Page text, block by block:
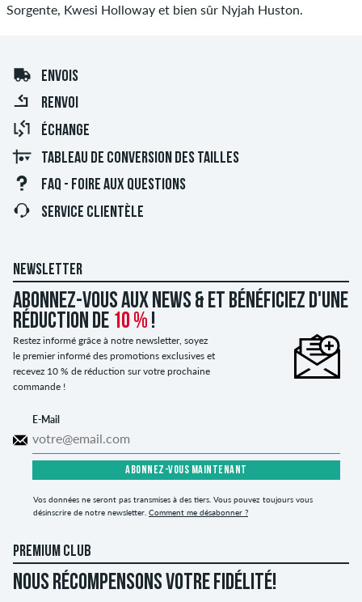
Sorgente, Kwesi Holloway et bien sûr Nyjah Huston.
ENVOIS
RENVOI
ÉCHANGE
TABLEAU DE CONVERSION DES TAILLES
FAQ - FOIRE AUX QUESTIONS
SERVICE CLIENTÈLE
NEWSLETTER
Abonnez-vous aux news & et bénéficiez d'une
réduction de 10 % !
Restez informé grâce à notre newsletter, soyez
le premier informé des promotions exclusives et
recevez 10 % de réduction sur votre prochaine
commande !
E-Mail
ABONNEZ-VOUS MAINTENANT
Vos données ne seront pas transmises à des tiers. Vous pouvez toujours vous
désinscrire de notre newsletter. Comment me désabonner ?
PREMIUM CLUB
NOUS RÉCOMPENSONS VOTRE FIDÉLITÉ!